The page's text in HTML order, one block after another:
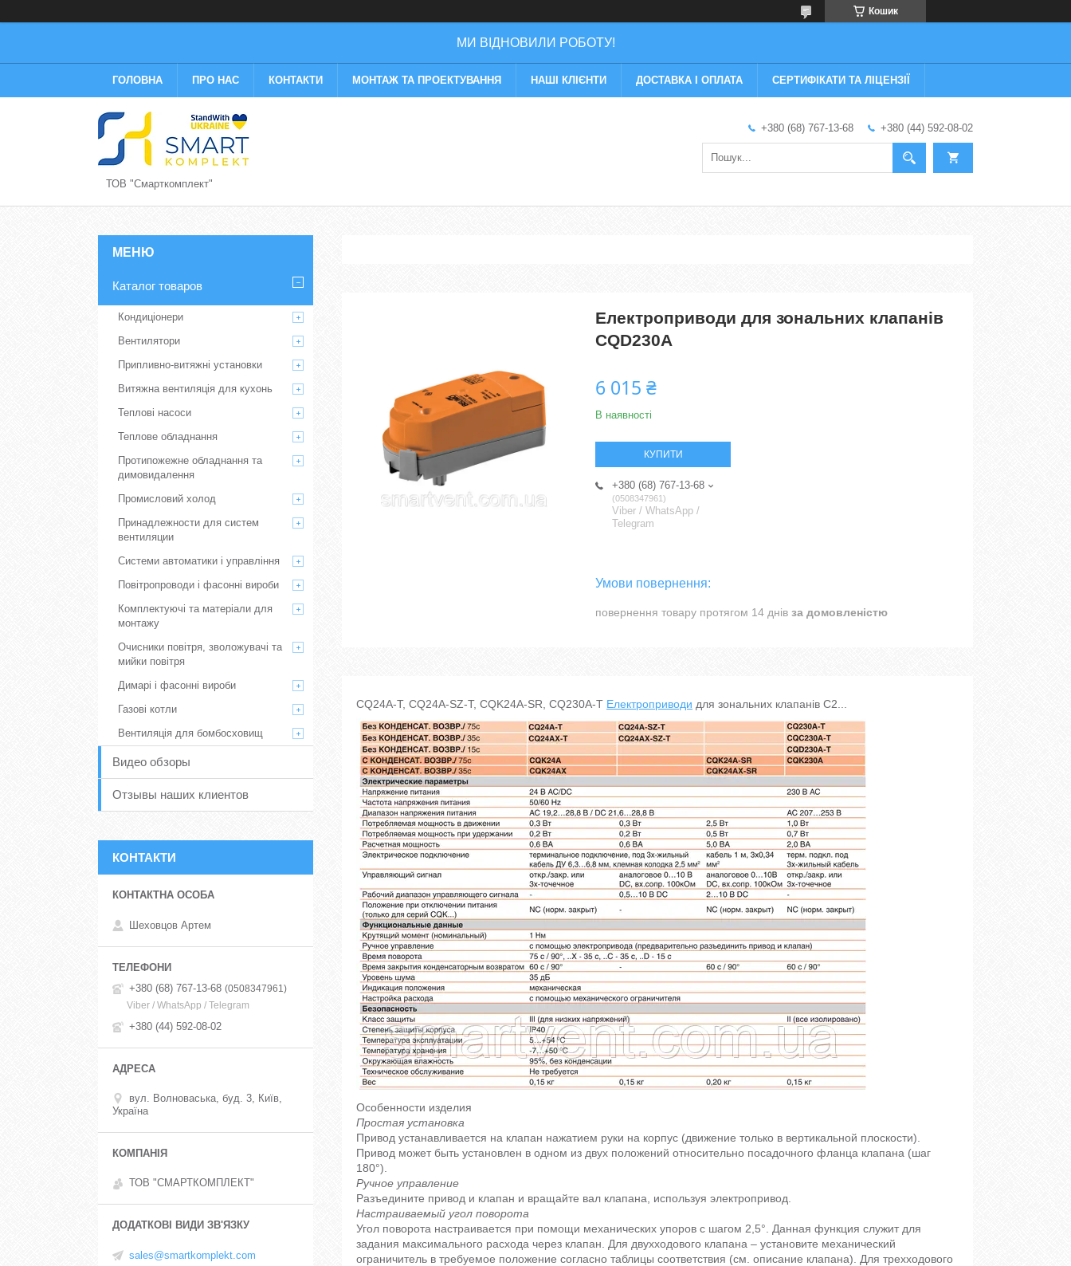
Кошик
МИ ВІДНОВИЛИ РОБОТУ!
ГОЛОВНА ПРО НАС КОНТАКТИ МОНТАЖ ТА ПРОЕКТУВАННЯ НАШІ КЛІЄНТИ ДОСТАВКА І ОПЛАТА СЕРТИФІКАТИ ТА ЛІЦЕНЗІЇ
ТОВ "Смарткомплект"
+380 (68) 767-13-68 +380 (44) 592-08-02
Електроприводи для зональних клапанів
CQD230A
6 015 ₴
В наявності
КУПИТИ
+380 (68) 767-13-68
0508347961
Viber / WhatsApp /
Telegram
повернення товару протягом 14 днів за домовленістю
CQ24A-T, CQ24A-SZ-T, CQK24A-SR, CQ230A-T Електроприводи для зональних клапанів С2...
Особенности изделия
Простая установка
Привод устанавливается на клапан нажатием руки на корпус (движение только в вертикальной плоскости).
Привод может быть установлен в одном из двух положений относительно посадочного фланца клапана (шаг
180°).
Ручное управление
Разъедините привод и клапан и вращайте вал клапана, используя электропривод.
Настраиваемый угол поворота
Угол поворота настраивается при помощи механических упоров с шагом 2,5°. Данная функция служит для
задания максимального расхода через клапан. Для двухходового клапана – установите механический
ограничитель в требуемое положение согласно таблицы соответствия (см. описание клапана). Для трехходового
Каталог товаров
Кондиціонери
Вентилятори
Припливно-витяжні установки
Витяжна вентиляція для кухонь
Теплові насоси
Теплове обладнання
Протипожежне обладнання та
димовидалення
Промисловий холод
Принадлежности для систем
вентиляции
Системи автоматики і управління
Повітропроводи і фасонні вироби
Комплектуючі та матеріали для
монтажу
Очисники повітря, зволожувачі та
мийки повітря
Димарі і фасонні вироби
Газові котли
Вентиляція для бомбосховищ
Видео обзоры
Отзывы наших клиентов
КОНТАКТИ
Шеховцов Артем
+380 (68) 767-13-68 0508347961
Viber / WhatsApp / Telegram
+380 (44) 592-08-02
вул. Волноваська, буд. 3, Київ,
Україна
ТОВ "СМАРТКОМПЛЕКТ"
sales@smartkomplekt.com